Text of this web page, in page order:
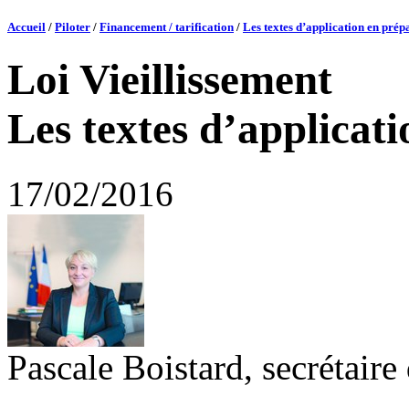
Accueil / Piloter / Financement / tarification / Les textes d’application en
Loi Vieillissement
Les textes
17/02/2016
Pascale Boistard, secrétaire